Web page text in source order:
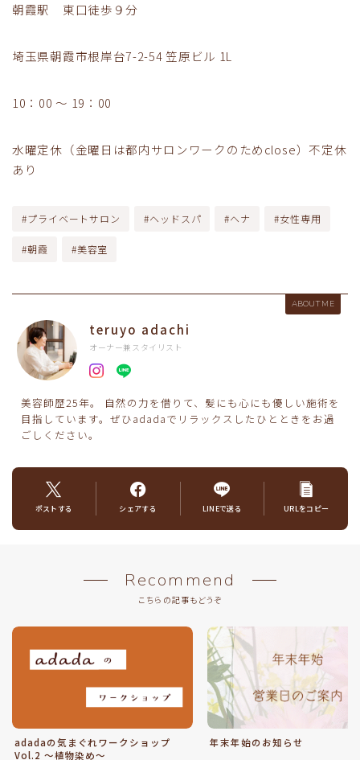
朝霞駅 東口徒歩９分
埼玉県朝霞市根岸台7-2-54 笠原ビル 1L
10：00 ～ 19：00
水曜定休（金曜日は都内サロンワークのためclose）不定休
あり
#プライベートサロン #ヘッドスパ #ヘナ #女性専用
#朝霞 #美容室
ABOUT ME
teruyo adachi
オーナー兼スタイリスト
美容師歴25年。 自然の力を借りて、髪にも心にも優しい施術を
目指しています。ぜひadadaでリラックスしたひとときをお過
ごしください。
ポストする シェアする LINEで送る URLをコピー
Recommend
こちらの記事もどうぞ
adadaの気まぐれワークショップ
Vol.2 ～植物染め～
年末年始のお知らせ